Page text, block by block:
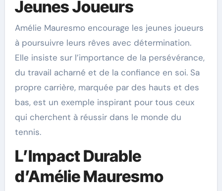
Jeunes Joueurs
Amélie Mauresmo encourage les jeunes joueurs
à poursuivre leurs rêves avec détermination.
Elle insiste sur l’importance de la persévérance,
du travail acharné et de la confiance en soi. Sa
propre carrière, marquée par des hauts et des
bas, est un exemple inspirant pour tous ceux
qui cherchent à réussir dans le monde du
tennis.
L’Impact Durable
d’Amélie Mauresmo